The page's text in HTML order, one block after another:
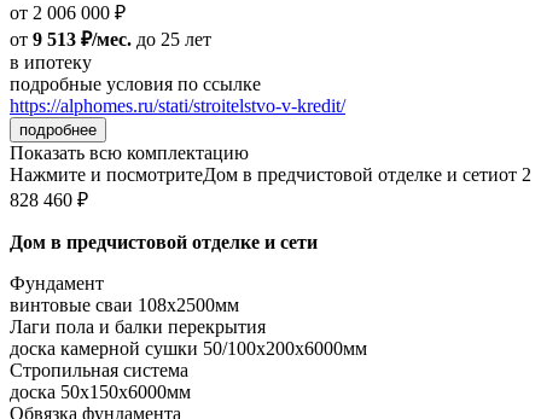
от 2 006 000 ₽
от 9 513 ₽/мес. до 25 лет
в ипотеку
подробные условия по ссылке
https://alphomes.ru/stati/stroitelstvo-v-kredit/
подробнее
Показать всю комплектацию
Нажмите и посмотритеДом в предчистовой отделке и сетиот 2
828 460 ₽
Дом в предчистовой отделке и сети
Фундамент
винтовые сваи 108x2500мм
Лаги пола и балки перекрытия
доска камерной сушки 50/100x200x6000мм
Стропильная система
доска 50x150x6000мм
Обвязка фундамента